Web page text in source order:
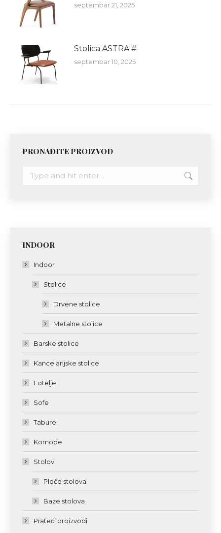
septembar 21, 2025
Stolica ASTRA #
septembar 10, 2025
PRONAĐITE PROIZVOD
INDOOR
Indoor
Stolice
Drvene stolice
Metalne stolice
Barske stolice
Kancelarijske stolice
Fotelje
Sofe
Taburei
Komode
Stolovi
Ploče stolova
Baze stolova
Prateći proizvodi